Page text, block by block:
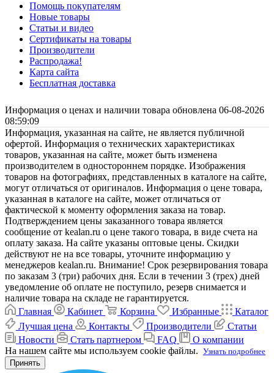
Помощь покупателям
Новые товары
Статьи и видео
Сертификаты на товары
Производители
Распродажа!
Карта сайта
Бесплатная доставка
Информация о ценах и наличии товара обновлена 06-08-2026
08:59:09
Информация, указанная на сайте, не является публичной
офертой. Информация о технических характеристиках
товаров, указанная на сайте, может быть изменена
производителем в одностороннем порядке. Изображения
товаров на фотографиях, представленных в каталоге на сайте,
могут отличаться от оригиналов. Информация о цене товара,
указанная в каталоге на сайте, может отличаться от
фактической к моменту оформления заказа на товар.
Подтверждением цены заказанного товара является
сообщение от kealan.ru о цене такого товара, в виде счета на
оплату заказа. На сайте указаны оптовые цены. Скидки
действуют не на все товары, уточните информацию у
менеджеров kealan.ru. Внимание! Срок резервирования товара
по заказам 3 (три) рабочих дня. Если в течении 3 (трех) дней
уведомление об оплате не поступило, резерв снимается и
наличие товара на складе не гарантируется.
Главная
Кабинет Корзина Избранные
Каталог
Лучшая цена
Контакты Производители
Статьи
Новости
Стать партнером FAQ
О компании
На нашем сайте мы используем cookie файлы. Узнать подробнее
Принять